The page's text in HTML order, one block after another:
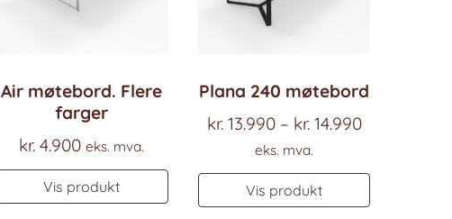
Air møtebord. Flere
farger
kr. 4.900 eks. mva.
Vis produkt
Plana 240 møtebord
kr.13.990 – kr.14.990
til
eks. mva.
Vis produkt
Dette
produktet